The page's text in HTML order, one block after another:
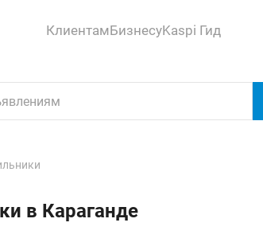
КлиентамБизнесуKaspi Гид
в Караганде